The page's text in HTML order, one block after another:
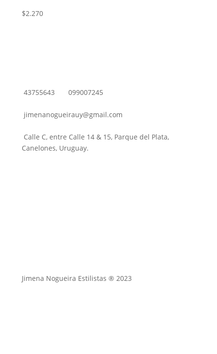
$2.270
43755643 099007245
jimenanogueirauy@gmail.com
Calle C, entre Calle 14 & 15, Parque del Plata,
Canelones, Uruguay.
Jimena Nogueira Estilistas ® 2023